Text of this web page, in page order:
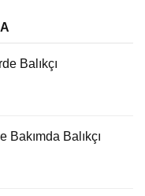
Balıkçı
Bakımda Balıkçı